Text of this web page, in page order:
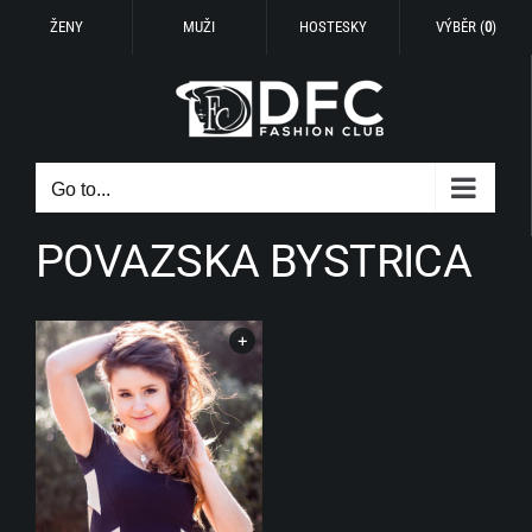
ŽENY MUŽI HOSTESKY VÝBĚR (0)
Go to...
POVAZSKA BYSTRICA
+